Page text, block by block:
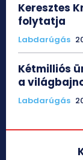
Keresztes
folytatja
Labdarúgás
Kétmilliós
a
Labdarúgás